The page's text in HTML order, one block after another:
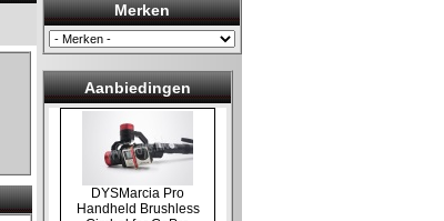
Merken
Aanbiedingen